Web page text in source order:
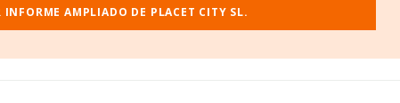
.
Madrid.
INFORME AMPLIADO DE PLACET CITY SL.